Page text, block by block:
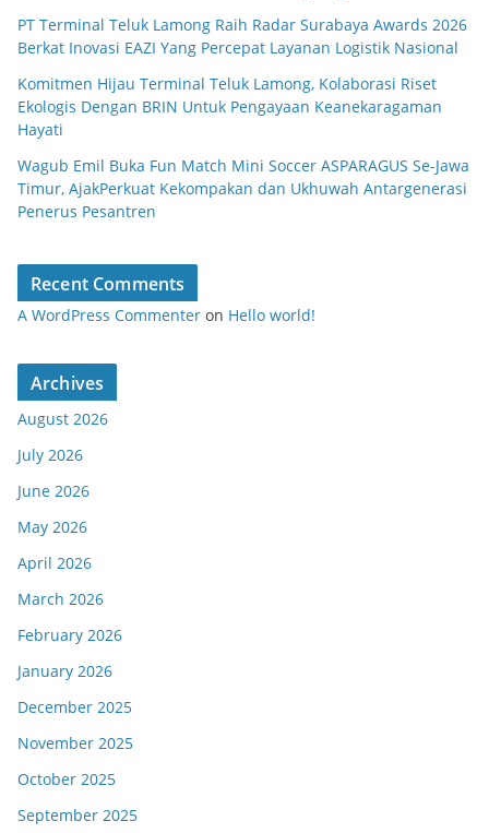
PT Terminal Teluk Lamong Raih Radar Surabaya Awards 2026
Berkat Inovasi EAZI Yang Percepat Layanan Logistik Nasional
Komitmen Hijau Terminal Teluk Lamong, Kolaborasi Riset
Ekologis Dengan BRIN Untuk Pengayaan Keanekaragaman
Hayati
Wagub Emil Buka Fun Match Mini Soccer ASPARAGUS Se-Jawa
Timur, AjakPerkuat Kekompakan dan Ukhuwah Antargenerasi
Penerus Pesantren
Recent Comments
A WordPress Commenter on Hello world!
Archives
August 2026
July 2026
June 2026
May 2026
April 2026
March 2026
February 2026
January 2026
December 2025
November 2025
October 2025
September 2025